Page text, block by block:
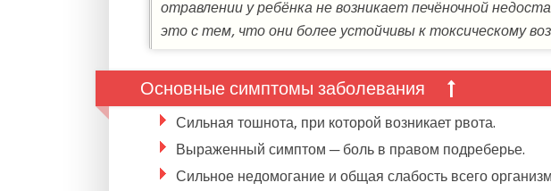
отравлении у ребёнка не возникает печёночной
это с тем, что они более устойчивы к токсическому
Основные симптомы заболевания
Сильная тошнота, при которой возникает рвота.
Выраженный симптом ─ боль в правом подреберье.
Сильное недомогание и общая слабость всего